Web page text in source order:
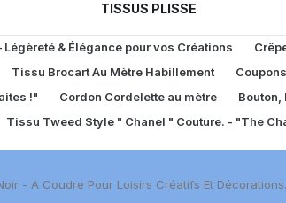
TISSUS PLISSE
& Élégance pour vos Créations
Tissu Brocart Au Mètre Habillement
!" Cordon Cordelette au mètre Bouton,
Tissu Tweed Style " Chanel " Couture. - "The
- A Coudre Pour Loisirs Créatifs Et Décorations.